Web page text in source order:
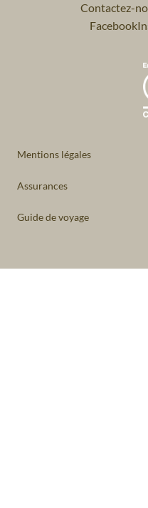
Contactez-
Facebook
Mentions légales
Assurances
Guide de voyage